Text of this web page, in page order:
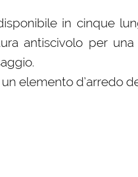
in cinque
antiscivolo per
elemento d’arredo